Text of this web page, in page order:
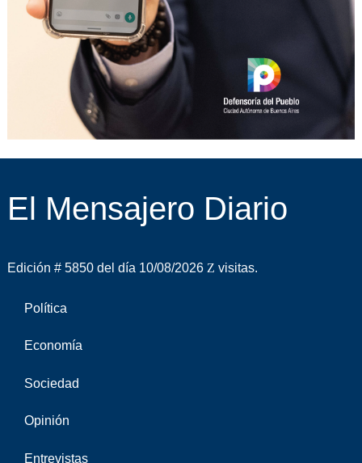
El Mensajero Diario
Edición # 5850 del día 10/08/2026 visitas.
Política
Economía
Sociedad
Opinión
Entrevistas